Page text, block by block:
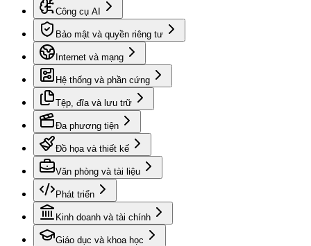
Công cụ AI
Bảo mật và quyền riêng tư
Internet và mạng
Hệ thống và phần cứng
Tệp, đĩa và lưu trữ
Đa phương tiện
Đồ họa và thiết kế
Văn phòng và tài liệu
Phát triển
Kinh doanh và tài chính
Giáo dục và khoa học